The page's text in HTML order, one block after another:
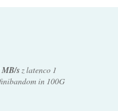
MB/sz latenco 1
in 100G